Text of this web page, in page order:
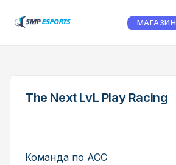
МАГАЗИН
The Next LvL Play Racing
Команда по ACC